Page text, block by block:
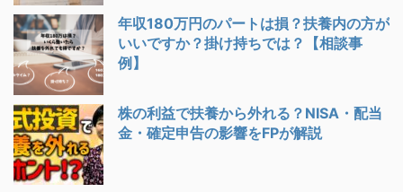
年収180万円のパートは損？扶養内の方が
いいですか？掛け持ちでは？【相談事
例】
株の利益で扶養から外れる？NISA・配当
金・確定申告の影響をFPが解説